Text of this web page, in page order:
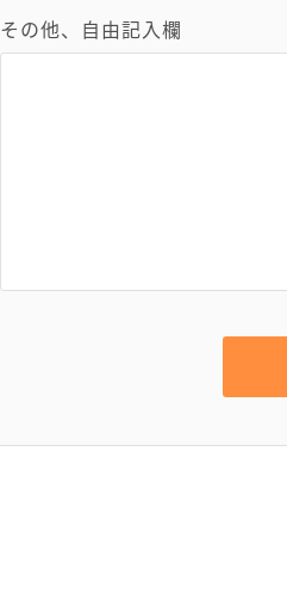
その他、自由記入欄